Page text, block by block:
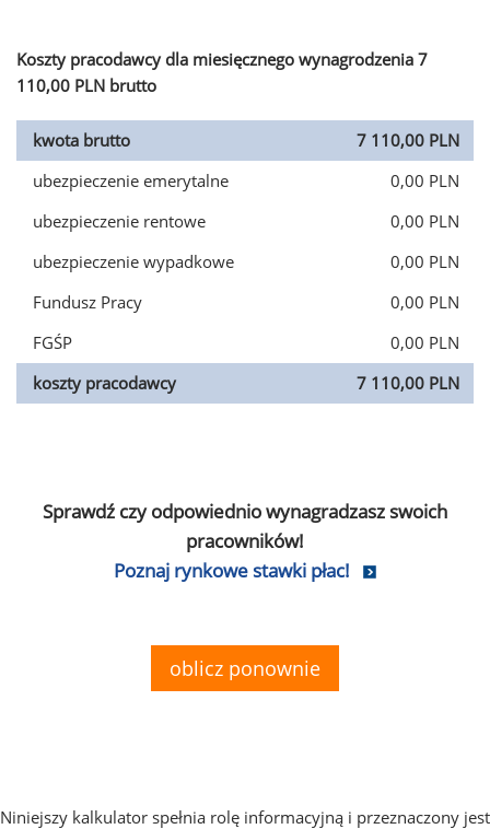
Koszty pracodawcy dla miesięcznego wynagrodzenia 7
110,00 PLN brutto
kwota brutto
7 110,00 PLN
ubezpieczenie emerytalne
0,00 PLN
ubezpieczenie rentowe
0,00 PLN
ubezpieczenie wypadkowe
0,00 PLN
Fundusz Pracy
0,00 PLN
FGŚP
0,00 PLN
koszty pracodawcy
7 110,00 PLN
Sprawdź czy odpowiednio wynagradzasz swoich
pracowników!
Poznaj rynkowe stawki płac!
oblicz ponownie
Niniejszy kalkulator spełnia rolę informacyjną i przeznaczony jest